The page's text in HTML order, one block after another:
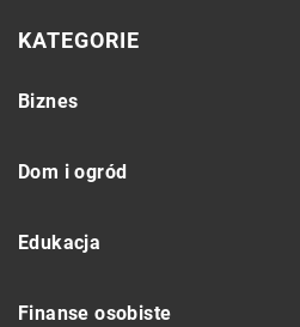
KATEGORIE
Biznes
Dom i ogród
Edukacja
Finanse osobiste